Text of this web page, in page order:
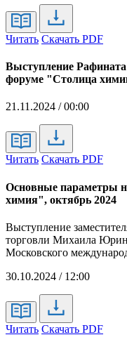
Читать Скачать PDF
Выступление
форуме "Столица
21.11.2024 / 00:00
Читать Скачать PDF
Основные параметры
химия", октябрь 2024
Выступление
торговли Михаила
Московского
30.10.2024 / 12:00
Читать Скачать PDF